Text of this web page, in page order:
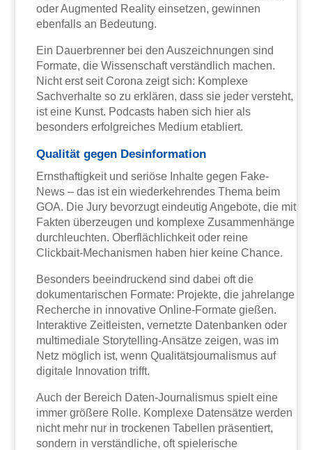
oder Augmented Reality einsetzen, gewinnen
ebenfalls an Bedeutung.
Ein Dauerbrenner bei den Auszeichnungen sind
Formate, die Wissenschaft verständlich machen.
Nicht erst seit Corona zeigt sich: Komplexe
Sachverhalte so zu erklären, dass sie jeder versteht,
ist eine Kunst. Podcasts haben sich hier als
besonders erfolgreiches Medium etabliert.
Qualität gegen Desinformation
Ernsthaftigkeit und seriöse Inhalte gegen Fake-
News – das ist ein wiederkehrendes Thema beim
GOA. Die Jury bevorzugt eindeutig Angebote, die mit
Fakten überzeugen und komplexe Zusammenhänge
durchleuchten. Oberflächlichkeit oder reine
Clickbait-Mechanismen haben hier keine Chance.
Besonders beeindruckend sind dabei oft die
dokumentarischen Formate: Projekte, die jahrelange
Recherche in innovative Online-Formate gießen.
Interaktive Zeitleisten, vernetzte Datenbanken oder
multimediale Storytelling-Ansätze zeigen, was im
Netz möglich ist, wenn Qualitätsjournalismus auf
digitale Innovation trifft.
Auch der Bereich Daten-Journalismus spielt eine
immer größere Rolle. Komplexe Datensätze werden
nicht mehr nur in trockenen Tabellen präsentiert,
sondern in verständliche, oft spielerische